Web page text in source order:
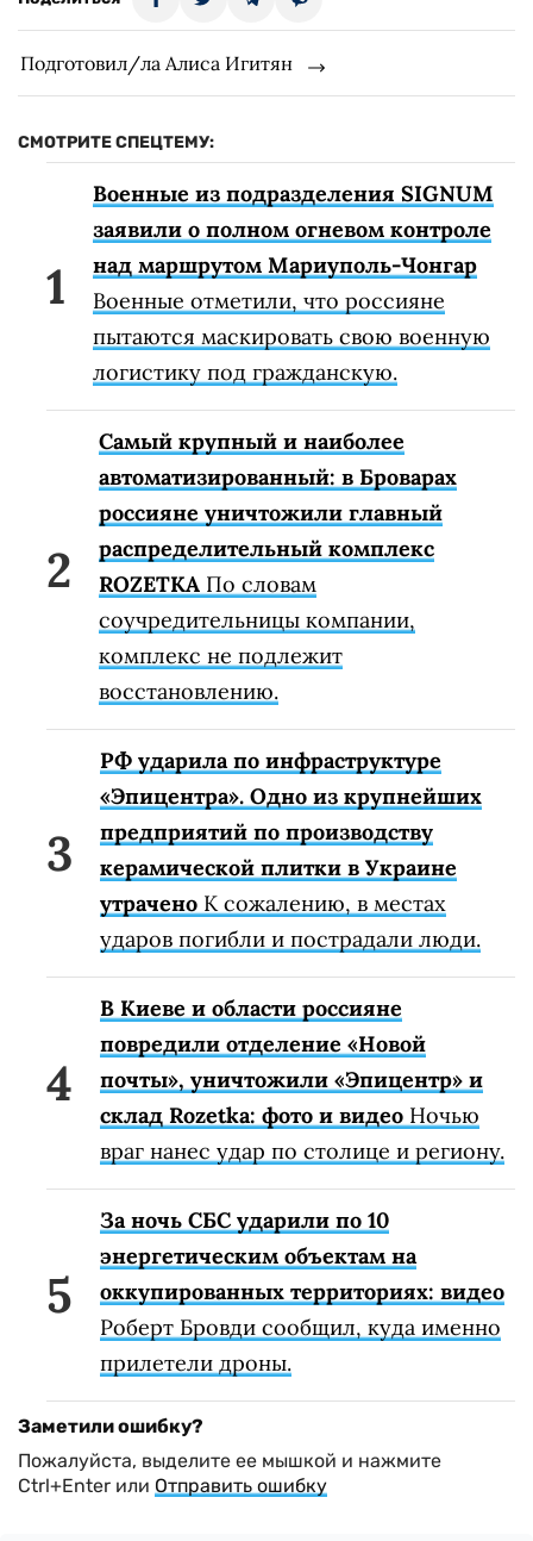
Подготовил/ла Алиса Игитян
СМОТРИТЕ СПЕЦТЕМУ:
Военные из подразделения SIGNUM
заявили о полном огневом контроле
над маршрутом Мариуполь-Чонгар
Военные отметили, что россияне
пытаются маскировать свою военную
логистику под гражданскую.
Самый крупный и наиболее
автоматизированный: в Броварах
россияне уничтожили главный
распределительный комплекс
ROZETKA По словам
соучредительницы компании,
комплекс не подлежит
восстановлению.
РФ ударила по инфраструктуре
«Эпицентра». Одно из крупнейших
предприятий по производству
керамической плитки в Украине
утрачено К сожалению, в местах
ударов погибли и пострадали люди.
В Киеве и области россияне
повредили отделение «Новой
почты», уничтожили «Эпицентр» и
склад Rozetka: фото и видео Ночью
враг нанес удар по столице и региону.
За ночь СБС ударили по 10
энергетическим объектам на
оккупированных территориях: видео
Роберт Бровди сообщил, куда именно
прилетели дроны.
Заметили ошибку?
Пожалуйста, выделите ее мышкой и нажмите
Ctrl+Enter или Отправить ошибку